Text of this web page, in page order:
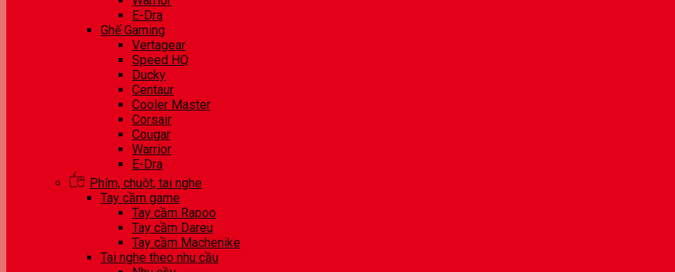
E-Dra
Ghế Gaming
Vertagear
Speed HQ
Ducky
Centaur
Cooler Master
Corsair
Cougar
Warrior
E-Dra
Phím, chuột, tai nghe
Tay cầm game
Tay cầm Rapoo
Tay cầm Dareu
Tay cầm Machenike
Tai nghe theo nhu cầu